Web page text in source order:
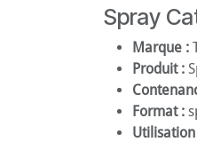
Spray
Marque :
Produit :
Format :